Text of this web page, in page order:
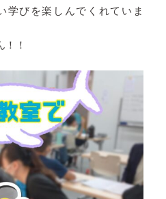
学びを楽しんでくれていま
！